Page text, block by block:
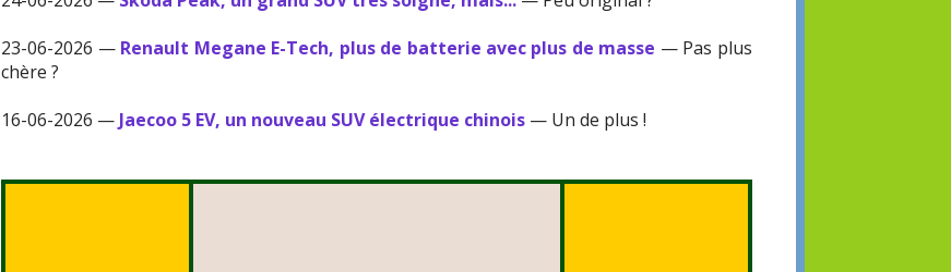
23-06-2026 — Renault Megane E-Tech, plus de batterie avec plus de masse — Pas plus
chère ?
16-06-2026 — Jaecoo 5 EV, un nouveau SUV électrique chinois — Un de plus !